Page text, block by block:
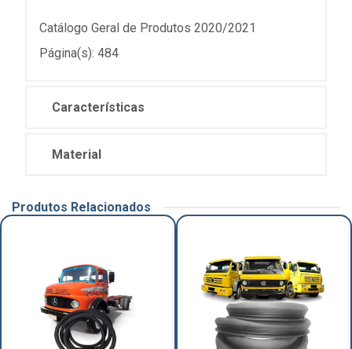
Catálogo Geral de Produtos 2020/2021
Página(s): 484
Características
Material
Produtos Relacionados